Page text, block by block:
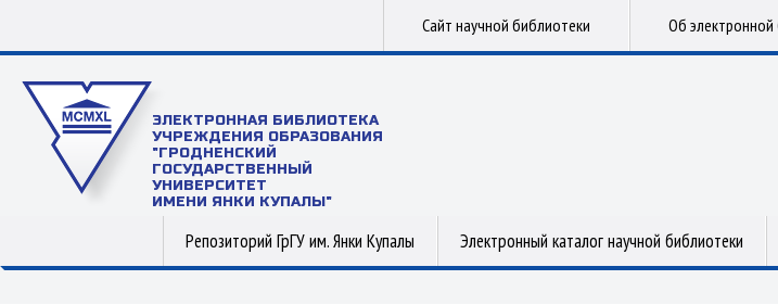
Сайт научной библиотеки Об
ЭЛЕКТРОННАЯ БИБЛИОТЕКА
УЧРЕЖДЕНИЯ ОБРАЗОВАНИЯ
"ГРОДНЕНСКИЙ
ГОСУДАРСТВЕННЫЙ
УНИВЕРСИТЕТ
ИМЕНИ ЯНКИ КУПАЛЫ"
Репозиторий ГрГУ им. Янки Купалы Электронный каталог научной библиотеки